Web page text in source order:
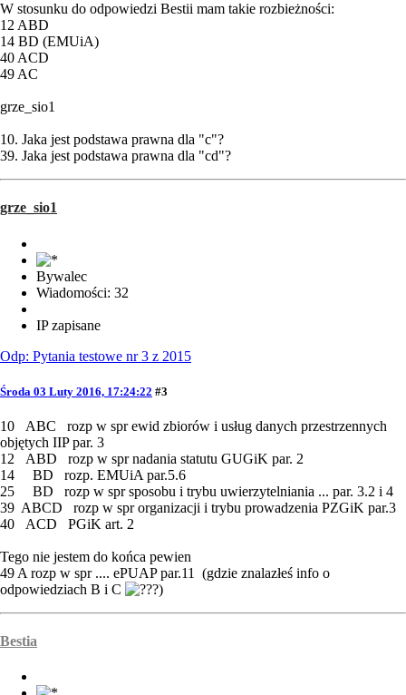
W stosunku do odpowiedzi Bestii mam takie rozbieżności:
12 ABD
14 BD (EMUiA)
40 ACD
49 AC
grze_sio1
10. Jaka jest podstawa prawna dla "c"?
39. Jaka jest podstawa prawna dla "cd"?
grze_sio1
Bywalec
Wiadomości: 32
IP zapisane
Odp: Pytania testowe nr 3 z 2015
Środa 03 Luty 2016, 17:24:22 #3
10 ABC rozp w spr ewid zbiorów i usług danych przestrzennych
objętych IIP par. 3
12 ABD rozp w spr nadania statutu GUGiK par. 2
14 BD rozp. EMUiA par.5.6
25 BD rozp w spr sposobu i trybu uwierzytelniania ... par. 3.2 i 4
39 ABCD rozp w spr organizacji i trybu prowadzenia PZGiK par.3
40 ACD PGiK art. 2
Tego nie jestem do końca pewien
49 A rozp w spr .... ePUAP par.11 (gdzie znalazłeś info o
odpowiedziach B i C
)
Bestia